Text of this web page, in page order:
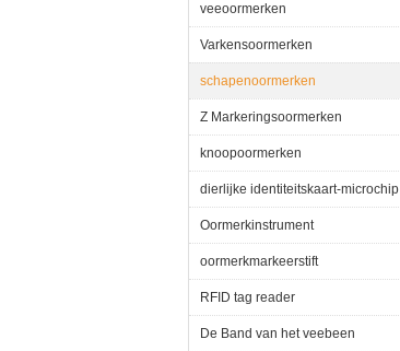
veeoormerken
Varkensoormerken
schapenoormerken
Z Markeringsoormerken
knoopoormerken
dierlijke identiteitskaart-microchip
Oormerkinstrument
oormerkmarkeerstift
RFID tag reader
De Band van het veebeen